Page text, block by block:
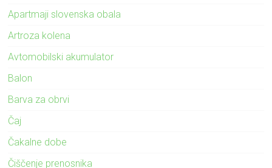
Apartmaji slovenska obala
Artroza kolena
Avtomobilski akumulator
Balon
Barva za obrvi
Čaj
Čakalne dobe
Čiščenje prenosnika